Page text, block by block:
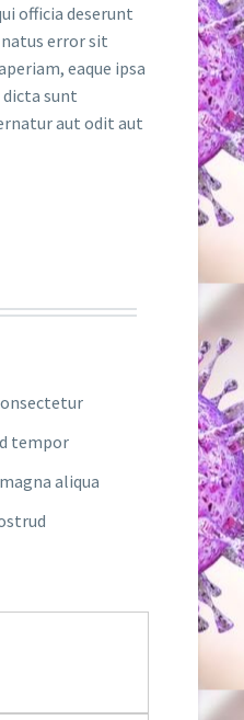
officia deserunt
error sit
eaque ipsa
sunt
aut odit aut
tempor
aliqua